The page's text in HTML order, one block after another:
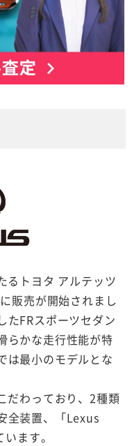
るトヨタ アルテッツ
販売が開始されまし
たFRスポーツセダン
らかな走行性能が特
は最小のモデルとな
だわっており、2種類
全装置、「Lexus
ます。